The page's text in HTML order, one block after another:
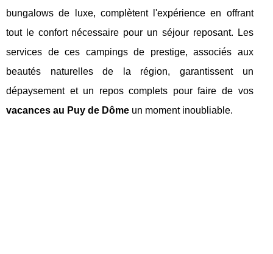
bungalows de luxe, complètent l'expérience en offrant
tout le confort nécessaire pour un séjour reposant. Les
services de ces campings de prestige, associés aux
beautés naturelles de la région, garantissent un
dépaysement et un repos complets pour faire de vos
vacances au Puy de Dôme un moment inoubliable.